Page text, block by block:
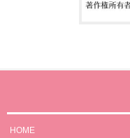
HOME